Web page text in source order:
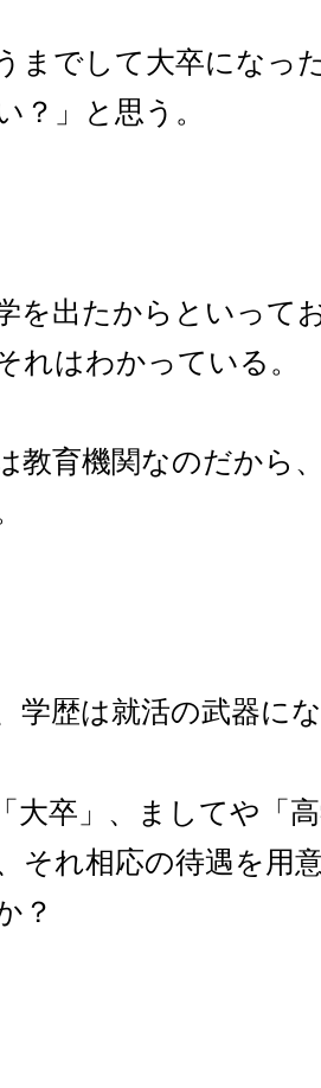
までして大卒になっ
？」と思う。
を出たからといって
れはわかっている。
教育機関なのだから
学歴は就活の武器に
大卒」、ましてや「
それ相応の待遇を用
？